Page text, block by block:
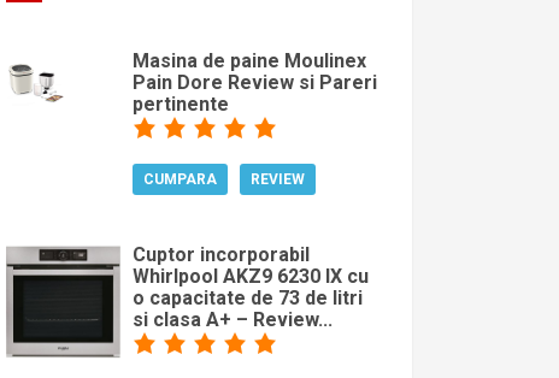
Masina de paine Moulinex
Pain Dore Review si Pareri
pertinente
CUMPARA REVIEW
Cuptor incorporabil
Whirlpool AKZ9 6230 IX cu
o capacitate de 73 de litri
si clasa A+ – Review...